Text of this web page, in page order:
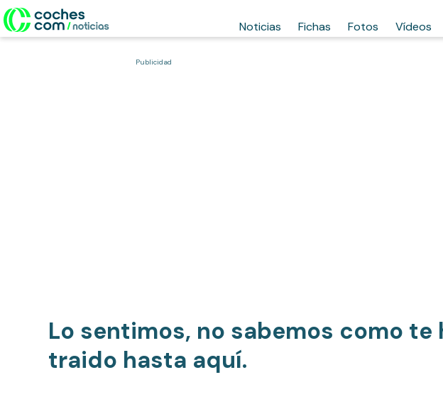
Noticias Fichas Fotos Vídeos
Publicidad
Lo sentimos, no sabemos como te
traido hasta aquí.